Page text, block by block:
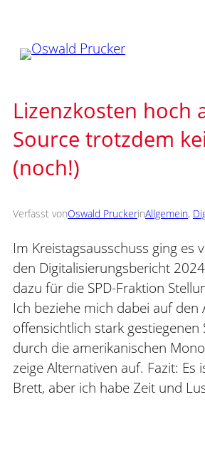
springen
Lizenzkosten hoch
Source trotzdem
(noch!)
Verfasst vonOswald PruckerinAllgemein,
Im Kreistagsausschuss ging es
den Digitalisierungsbericht
dazu für die SPD-Fraktion
Ich beziehe mich dabei auf den
offensichtlich stark gestiegenen
durch die amerikanischen
zeige Alternativen auf. Fazit: Es
Brett, aber ich habe Zeit und